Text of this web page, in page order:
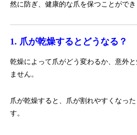
然に防ぎ、健康的な爪を保つことができ
1. 爪が乾燥するとどうなる？
乾燥によって爪がどう変わるか、意外
ません。
爪が乾燥すると、爪が割れやすくなっ
す。